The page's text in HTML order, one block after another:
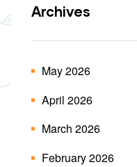
Archives
May 2026
April 2026
March 2026
February 2026